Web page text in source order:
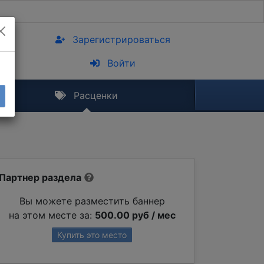
Зарегистрироваться
Войти
Расценки
Партнер раздела
Вы можете разместить баннер
на этом месте за: 500.00 руб / мес
Купить это место